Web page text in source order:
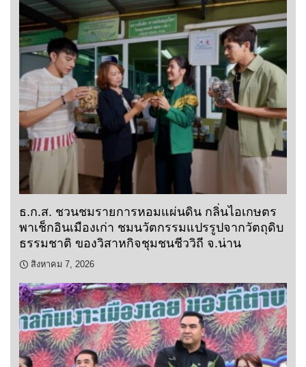
ธ.ก.ส. ชวนชมรายการหอมแผ่นดิน กลิ่นไอเกษตร
พาเช็กอินเมืองเก่า ชมนวัตกรรมแปรรูปจากวัตถุดิบ
ธรรมชาติ ของวิสาหกิจชุมชนชีววิถี จ.น่าน
สิงหาคม 7, 2026